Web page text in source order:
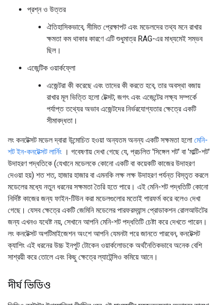
প্রশ্ন ও উত্তর
ঐতিহাসিকভাবে, সীমিত প্রেক্ষাপট এবং মডেলদের তথ্য মনে রাখার
ক্ষমতা কম থাকার কারণে এটি শুধুমাত্র RAG-এর মাধ্যমেই সম্ভব
ছিল।
এজেন্টিক ওয়ার্কফ্লো
এজেন্টরা কী করেছে এবং তাদের কী করতে হবে, তার অবস্থা বজায়
রাখার মূল ভিত্তি হলো টেক্সট; জগৎ এবং এজেন্টের লক্ষ্য সম্পর্কে
পর্যাপ্ত তথ্যের অভাব এজেন্টদের নির্ভরযোগ্যতার ক্ষেত্রে একটি
সীমাবদ্ধতা।
লং কনটেক্সট মডেল দ্বারা উন্মোচিত হওয়া অন্যতম অনন্য একটি সক্ষমতা হলো মেনি-
শট ইন-কনটেক্সট লার্নিং । গবেষণায় দেখা গেছে যে, প্রচলিত 'সিঙ্গেল শট' বা 'মাল্টি-শট'
উদাহরণ পদ্ধতিকে (যেখানে মডেলকে কোনো একটি বা কয়েকটি কাজের উদাহরণ
দেওয়া হয়) শত শত, হাজার হাজার বা এমনকি লক্ষ লক্ষ উদাহরণ পর্যন্ত বিস্তৃত করলে
মডেলের মধ্যে নতুন ধরনের সক্ষমতা তৈরি হতে পারে। এই মেনি-শট পদ্ধতিটি কোনো
নির্দিষ্ট কাজের জন্য ফাইন-টিউন করা মডেলগুলোর মতোই পারফর্ম করে বলেও দেখা
গেছে। যেসব ক্ষেত্রে একটি জেমিনি মডেলের পারফরম্যান্স প্রোডাকশন রোলআউটের
জন্য এখনও যথেষ্ট নয়, সেখানে আপনি মেনি-শট পদ্ধতিটি চেষ্টা করে দেখতে পারেন।
লং কনটেক্সট অপটিমাইজেশন অংশে আপনি যেমনটা পরে জানতে পারবেন, কনটেক্সট
ক্যাশিং এই ধরনের উচ্চ ইনপুট টোকেন ওয়ার্কলোডকে অর্থনৈতিকভাবে অনেক বেশি
সাশ্রয়ী করে তোলে এবং কিছু ক্ষেত্রে ল্যাটেন্সিও কমিয়ে আনে।
দীর্ঘ ভিডিও